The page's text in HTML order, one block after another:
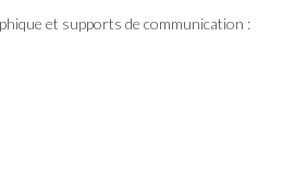
et supports de communication :